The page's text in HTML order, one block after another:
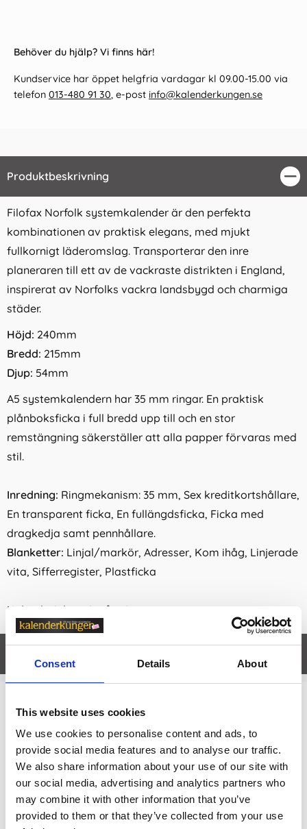
Consent Details About
This website uses cookies
We use cookies to personalise content and ads, to
provide social media features and to analyse our traffic.
We also share information about your use of our site with
our social media, advertising and analytics partners who
may combine it with other information that you’ve
provided to them or that they’ve collected from your use
Behöver du hjälp? Vi finns här!
Kundservice har öppet helgfria vardagar kl 09.00-15.00 via
telefon 013-480 91 30, e-post info@kalenderkungen.se
Produktbeskrivning
Filofax Norfolk systemkalender är den perfekta
kombinationen av praktisk elegans, med mjukt
fullkornigt läderomslag. Transporterar den inre
planeraren till ett av de vackraste distrikten i England,
inspirerat av Norfolks vackra landsbygd och charmiga
städer.
Höjd: 240mm
Bredd: 215mm
Djup: 54mm
A5 systemkalendern har 35 mm ringar. En praktisk
plånboksficka i full bredd upp till och en stor
remstängning säkerställer att alla papper förvaras med
stil.
Inredning: Ringmekanism: 35 mm, Sex kreditkortshållare,
En transparent ficka, En fullängdsficka, Ficka med
dragkedja samt pennhållare.
Blanketter: Linjal/markör, Adresser, Kom ihåg, Linjerade
vita, Sifferregister, Plastficka
Kalenderinlaga ingår ej
Relaterade kategorier
Filofax
Filofax /Filofax A5
Filofax / Filofax kollektioner
Filofax / Filofax kollektioner /Filofax Norfolk